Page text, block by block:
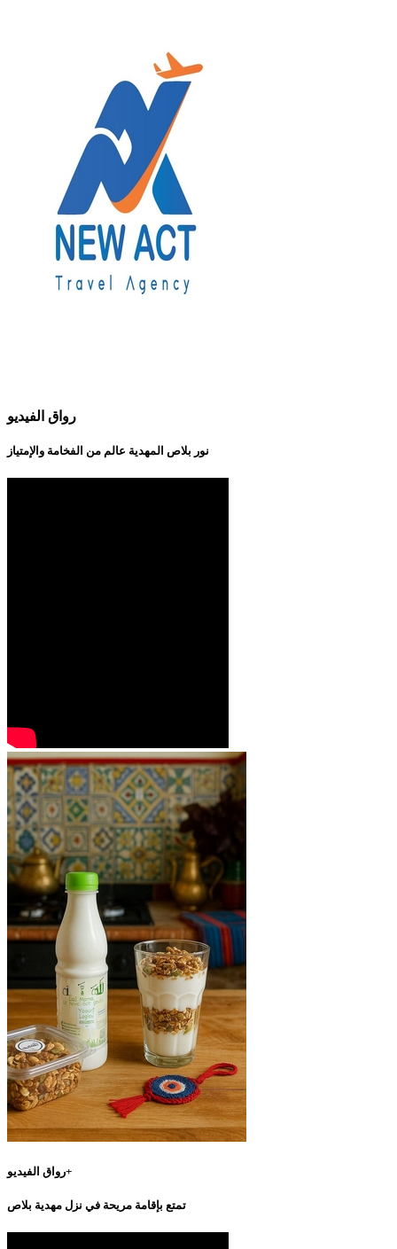
رواق الفيديو
نور بلاص المهدية عالم من الفخامة والإمتياز
رواق الفيديو+
تمتع بإقامة مريحة في نزل مهدية بلاص